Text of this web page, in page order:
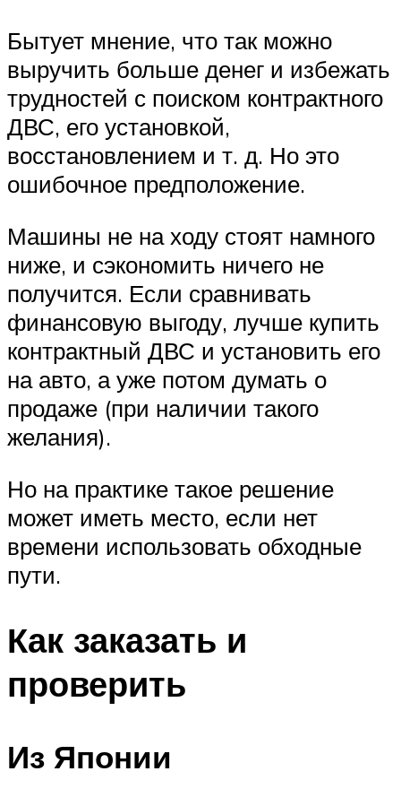
Меню
Бытует мнение, что так можно
выручить больше денег и избежать
трудностей с поиском контрактного
ДВС, его установкой,
восстановлением и т. д. Но это
ошибочное предположение.
Машины не на ходу стоят намного
ниже, и сэкономить ничего не
получится. Если сравнивать
финансовую выгоду, лучше купить
контрактный ДВС и установить его
на авто, а уже потом думать о
продаже (при наличии такого
желания).
Но на практике такое решение
может иметь место, если нет
времени использовать обходные
пути.
Как заказать и
проверить
Из Японии